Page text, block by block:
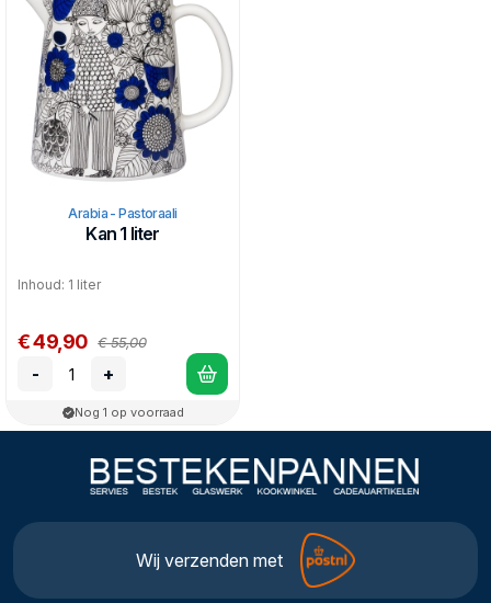
Arabia - Pastoraali
Kan 1 liter
Inhoud: 1 liter
€ 49,90 € 55,00
- +
Nog 1 op voorraad
Wij verzenden met